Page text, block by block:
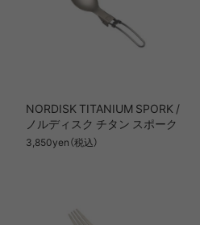
NORDISK TITANIUM SPORK /
ノルディスク チタン スポーク
3,850yen（税込）